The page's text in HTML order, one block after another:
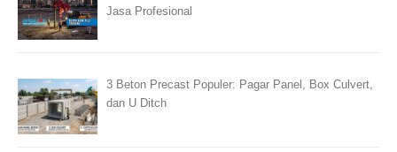
Jasa Profesional
3 Beton Precast Populer: Pagar Panel, Box Culvert,
dan U Ditch